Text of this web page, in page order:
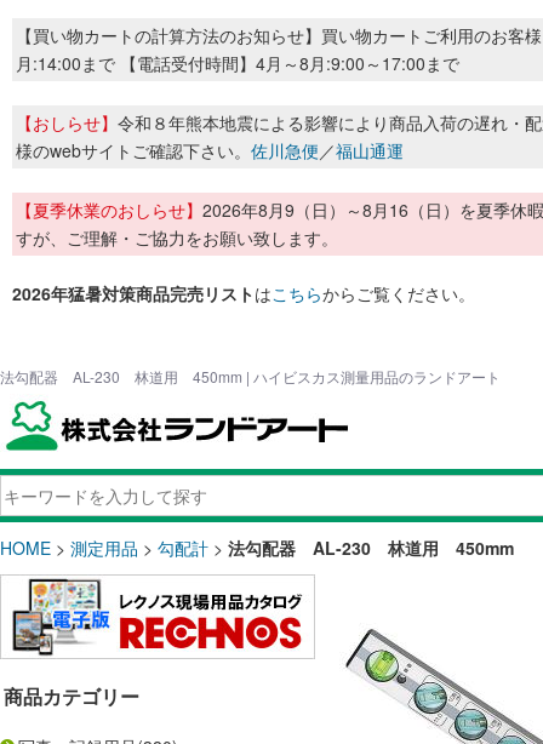
【買い物カートの計算方法のお知らせ】買い物カートご利用のお客
月:14:00まで 【電話受付時間】4月～8月:9:00～17:00まで
【おしらせ】 令和８年熊本地震による影響により商品入荷の遅れ・
様のwebサイトご確認下さい。 佐川急便／福山通運
【夏季休業のおしらせ】 2026年8月9（日）～8月16（日）を夏季休
すが、ご理解・ご協力をお願い致します。
2026年猛暑対策商品完売リストはこちらからご覧ください。
法勾配器 AL-230 林道用 450mm | ハイビスカス測量用品のランドアート
HOME > 測定用品 > 勾配計 > 法勾配器 AL-230 林道用 450mm
商品カテゴリー